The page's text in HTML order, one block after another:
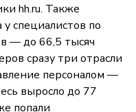
hh.ru. Также
специалистов по
— до 66,5 тысяч
сразу три отрасли
персоналом —
выросло до 77
попали